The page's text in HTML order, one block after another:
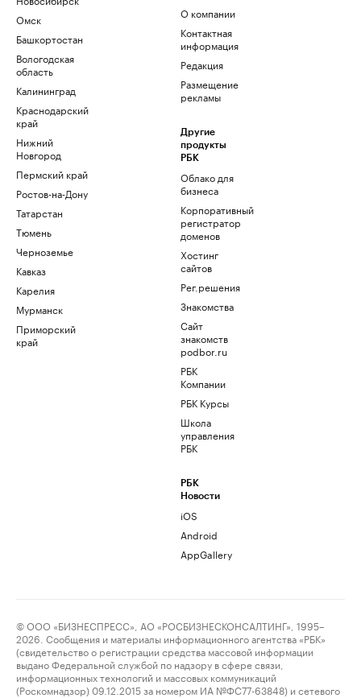
Омск
Башкортостан
Вологодская
область
Калининград
Краснодарский
край
Нижний
Новгород
Пермский край
Ростов-на-Дону
Татарстан
Тюмень
Черноземье
Кавказ
Карелия
Мурманск
Приморский
край
О компании
Контактная
информация
Редакция
Размещение
рекламы
Другие
продукты
РБК
Облако для
бизнеса
Корпоративный
регистратор
доменов
Хостинг
сайтов
Рег.решения
Знакомства
Сайт
знакомств
podbor.ru
РБК
Компании
РБК Курсы
Школа
управления
РБК
РБК
Новости
iOS
Android
AppGallery
© ООО «БИЗНЕСПРЕСС», АО «РОСБИЗНЕСКОНСАЛТИНГ», 1995–
2026. Сообщения и материалы информационного агентства «РБК»
(свидетельство о регистрации средства массовой информации
выдано Федеральной службой по надзору в сфере связи,
информационных технологий и массовых коммуникаций
(Роскомнадзор) 09.12.2015 за номером ИА №ФС77-63848) и сетевого